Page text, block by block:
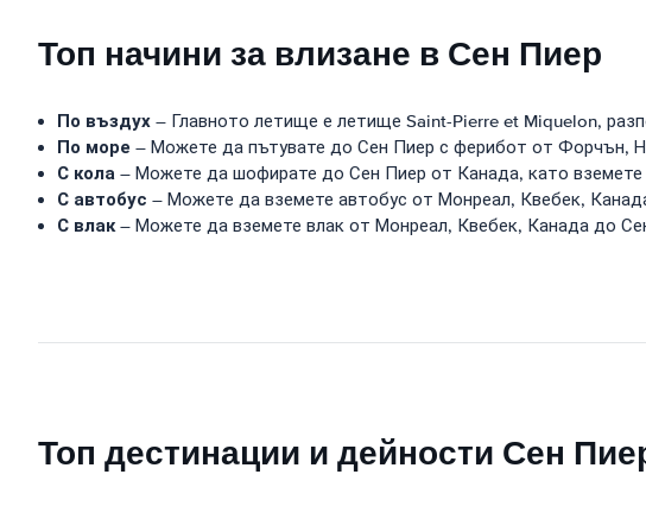
Топ начини за влизане в Сен Пиер
По въздух – Главното летище е летище Saint-Pierre et Miquelon,
По море – Можете да пътувате до Сен Пиер с ферибот от Форчън,
С кола – Можете да шофирате до Сен Пиер от Канада, като
С автобус – Можете да вземете автобус от Монреал, Квебек,
С влак– Можете да вземете влак от Монреал, Квебек, Канада до
Топ дестинации и дейности Сен